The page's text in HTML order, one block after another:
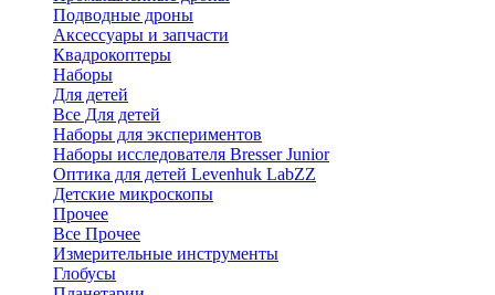
Подводные дроны
Аксессуары и запчасти
Квадрокоптеры
Наборы
Для детей
Все Для детей
Наборы для экспериментов
Наборы исследователя Bresser Junior
Оптика для детей Levenhuk LabZZ
Детские микроскопы
Прочее
Все Прочее
Измерительные инструменты
Глобусы